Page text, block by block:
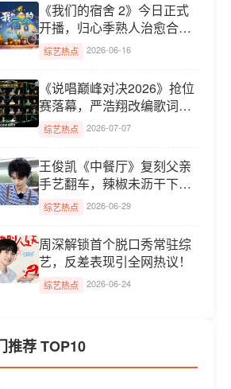
《我们的宿舍 2》今日正式
开播，归心季熟人治愈合宿
氛...
综艺热点 2026-06-16
《说唱巅峰对决2026》抢位
赛落幕，严浩翔改编歌词引
热...
综艺热点 2026-07-07
王俊凯《中餐厅》复刻父亲
手艺翻车，辣椒未沥干下锅
险...
综艺热点 2026-06-29
周深解锁首个脱口秀常驻综
艺，反差表现引全网热议！
综艺热点 2026-06-24
推荐 TOP10